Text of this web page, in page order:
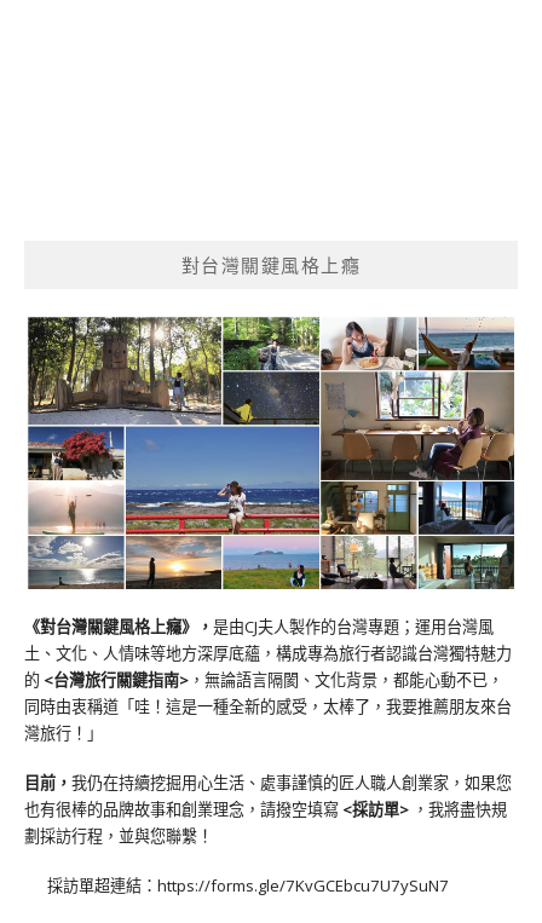
對台灣關鍵風格上癮
《對台灣關鍵風格上癮》 ， 是由CJ夫人製作的台灣專題；運用台灣風
土、文化、人情味等地方深厚底蘊，構成專為旅行者認識台灣獨特魅力
的 <台灣旅行關鍵指南> ，無論語言隔閡、文化背景，都能心動不已，
同時由衷稱道「哇！這是一種全新的感受，太棒了，我要推薦朋友來台
灣旅行！」
目前， 我仍在持續挖掘用心生活、處事謹慎的匠人職人創業家，如果您
也有很棒的品牌故事和創業理念，請撥空填寫 <採訪單> ，我將盡快規
劃採訪行程，並與您聯繫！
採訪單超連結： https://forms.gle/7KvGCEbcu7U7ySuN7